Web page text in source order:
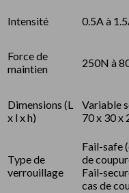
Intensité 0.5A à
Force de
maintien
250N à
Dimensions (L
x l x h)
Variable
70 x 30 x
Type de
verrouillage
Fail-safe
de
Fail-
cas de